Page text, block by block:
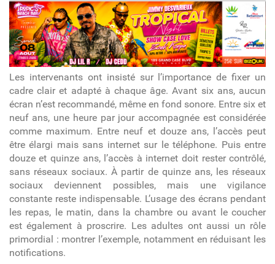
article
Les intervenants ont insisté sur l’importance de fixer un
cadre clair et adapté à chaque âge. Avant six ans, aucun
écran n’est recommandé, même en fond sonore. Entre six et
neuf ans, une heure par jour accompagnée est considérée
comme maximum. Entre neuf et douze ans, l’accès peut
être élargi mais sans internet sur le téléphone. Puis entre
douze et quinze ans, l’accès à internet doit rester contrôlé,
sans réseaux sociaux. À partir de quinze ans, les réseaux
sociaux deviennent possibles, mais une vigilance
constante reste indispensable. L’usage des écrans pendant
les repas, le matin, dans la chambre ou avant le coucher
est également à proscrire. Les adultes ont aussi un rôle
primordial : montrer l’exemple, notamment en réduisant les
notifications.